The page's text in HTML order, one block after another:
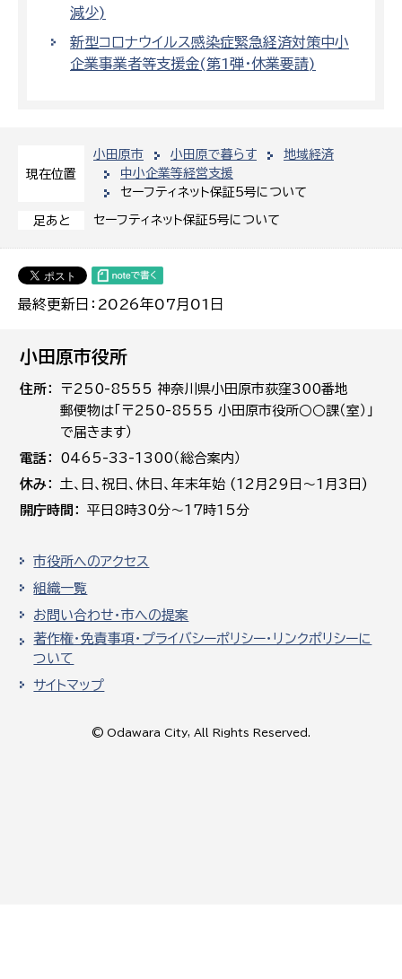
現在位置
小田原市 小田原で暮らす
地域経済
中小企業等経営支援
セーフティネット保証5号について
足あと セーフティネット保証5号について
最終更新日：2026年07月01日
減少)
新型コロナウイルス感染症緊急経済対策中小
企業事業者等支援金(第1弾・休業要請)
小田原市役所
住所
〒250-8555 神奈川県小田原市荻窪300番地
郵便物は「〒250-8555 小田原市役所○○課（室）」
で届きます）
電話
0465-33-1300（総合案内）
休み
土､日､祝日、休日、年末年始 (12月29日～1月3日)
開庁時間
平日8時30分～17時15分
市役所へのアクセス
組織一覧
お問い合わせ・市への提案
著作権・免責事項・プライバシーポリシー・リンクポリシーに
ついて
サイトマップ
© Odawara City, All Rights Reserved.